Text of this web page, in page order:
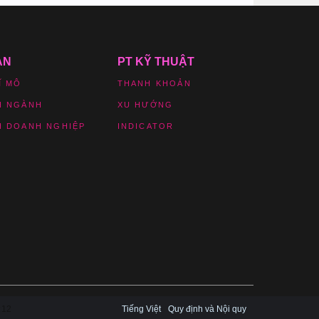
MÔ
NGÀNH
DOANH NGHIỆP
PT KỸ THUẬT
THANH KHOẢN
XU HƯỚNG
INDICATOR
Tiếng Việt Quy định và Nội quy